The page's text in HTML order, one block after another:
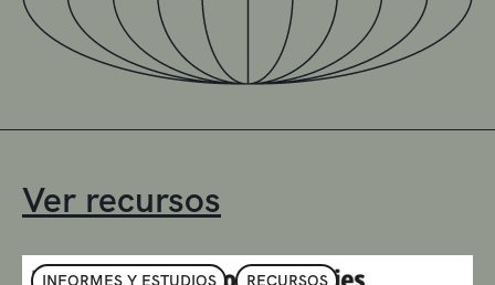
Ver recursos
INFORMES Y ESTUDIOS RECURSOS